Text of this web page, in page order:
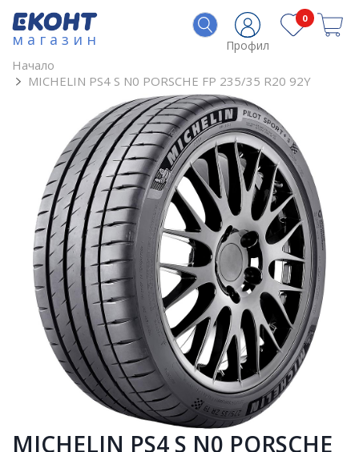
магазин Профил
0
Начало
MICHELIN PS4 S N0 PORSCHE FP 235/35 R20 92Y
MICHELIN PS4 S N0 PORSCHE